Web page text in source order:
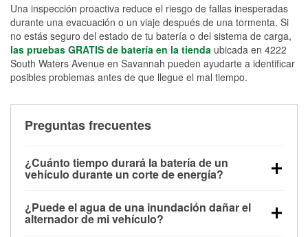
Una inspección proactiva reduce el riesgo de fallas inesperadas
durante una evacuación o un viaje después de una tormenta. Si
no estás seguro del estado de tu batería o del sistema de carga,
las pruebas GRATIS de batería en la tienda ubicada en 4222
South Waters Avenue en Savannah pueden ayudarte a identificar
posibles problemas antes de que llegue el mal tiempo.
Preguntas frecuentes
¿Cuánto tiempo durará la batería de un
vehículo durante un corte de energía?
alimentar pequeños accesorios durante un tiempo
limitado, pero el uso repetido sin conducir el vehículo
¿Puede el agua de una inundación dañar el
alternador de mi vehículo?